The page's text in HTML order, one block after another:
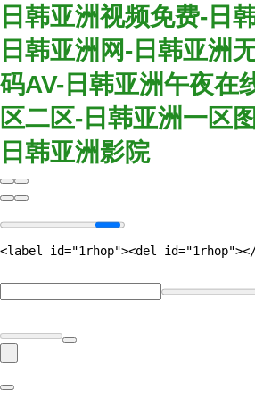
日韩亚洲视频免费-日
日韩亚洲网-日韩亚洲
码AV-日韩亚洲午夜在
区二区-日韩亚洲一区
日韩亚洲影院
<label id="1rhop"><del